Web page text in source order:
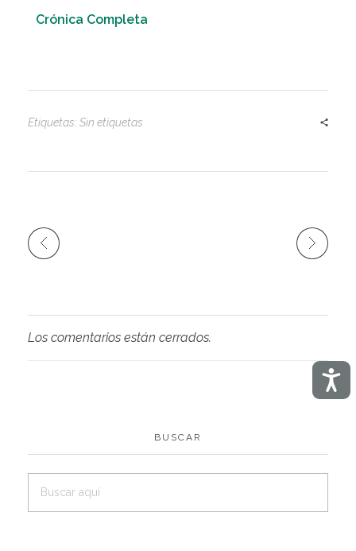
Crónica Completa
Etiquetas: Sin etiquetas
Los comentarios están cerrados.
BUSCAR